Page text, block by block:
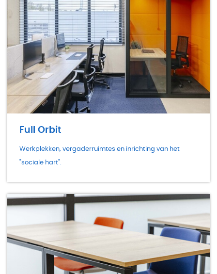
Full Orbit
Werkplekken, vergaderruimtes en inrichting van het
"sociale hart".